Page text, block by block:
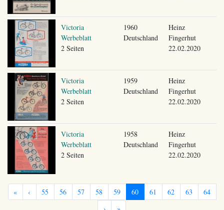
Victoria
Werbeblatt
2 Seiten
1960
Deutschland
Heinz
Fingerhut
22.02.2020
Victoria
Werbeblatt
2 Seiten
1959
Deutschland
Heinz
Fingerhut
22.02.2020
Victoria
Werbeblatt
2 Seiten
1958
Deutschland
Heinz
Fingerhut
22.02.2020
« ‹ 55 56 57 58 59 60 61 62 63
64
›
»